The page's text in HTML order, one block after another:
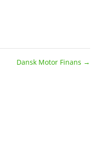
Dansk Motor Finans →